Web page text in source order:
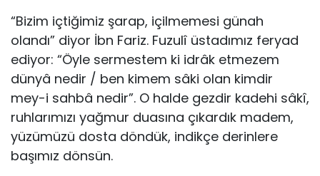
“Bizim içtiğimiz şarap, içilmemesi günah
olandı” diyor İbn Fariz. Fuzulî üstadımız feryad
ediyor: “Öyle sermestem ki idrâk etmezem
dünyâ nedir / ben kimem sâki olan kimdir
mey-i sahbâ nedir”. O halde gezdir kadehi sâkî,
ruhlarımızı yağmur duasına çıkardık madem,
yüzümüzü dosta döndük, indikçe derinlere
başımız dönsün.